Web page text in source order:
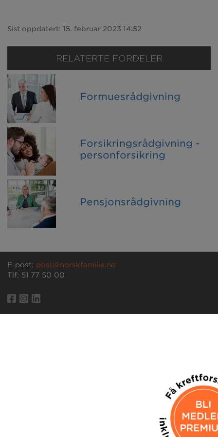
Sist oppdatert: 15. februar 2023 14:52
RELATERTE FORDELER
Formuesrådgivning
Forsikringsrådgivning -
personforsikring
Pensjonsrådgivning
E-post: post@norskfamilie.no
Tlf: 51 77 50 00